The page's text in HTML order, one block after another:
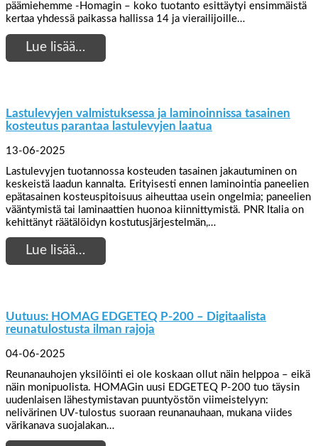
päämiehemme -Homagin – koko tuotanto esittäytyi ensimmäistä
kertaa yhdessä paikassa hallissa 14 ja vierailijoille…
Lue lisää…
Lastulevyjen valmistuksessa ja laminoinnissa tasainen
kosteutus parantaa lastulevyjen laatua
13-06-2025
Lastulevyjen tuotannossa kosteuden tasainen jakautuminen on
keskeistä laadun kannalta. Erityisesti ennen laminointia paneelien
epätasainen kosteuspitoisuus aiheuttaa usein ongelmia; paneelien
vääntymistä tai laminaattien huonoa kiinnittymistä. PNR Italia on
kehittänyt räätälöidyn kostutusjärjestelmän,…
Lue lisää…
Uutuus: HOMAG EDGETEQ P-200 – Digitaalista
reunatulostusta ilman rajoja
04-06-2025
Reunanauhojen yksilöinti ei ole koskaan ollut näin helppoa – eikä
näin monipuolista. HOMAGin uusi EDGETEQ P-200 tuo täysin
uudenlaisen lähestymistavan puuntyöstön viimeistelyyn:
nelivärinen UV-tulostus suoraan reunanauhaan, mukana viides
värikanava suojalakan…